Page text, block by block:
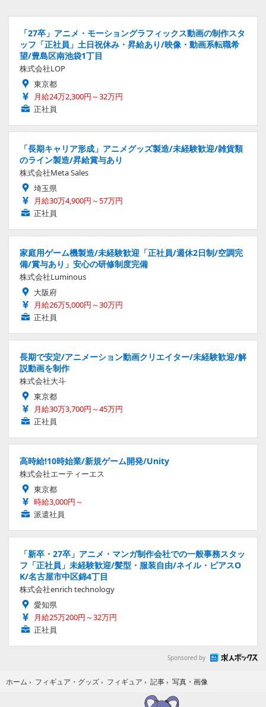
「27卒」アニメ・モーショングラフィックス動画の制作スタ
ッフ「正社員」土日祝休み・昇給あり/映像・動画系転職希
望/豊島区南池袋1丁目
株式会社LOP
東京都
月給24万2,300円～32万円
正社員
「長期キャリア形成」アニメグッズ製造/未経験歓迎/雑貨類
のライン製造/昇給賞与あり
株式会社Meta Sales
埼玉県
月給30万4,900円～57万円
正社員
家庭用ゲーム機製造/未経験歓迎「正社員/週休2日制/空調完
備/賞与あり」安心の研修制度完備
株式会社Luminous
大阪府
月給26万5,000円～30万円
正社員
長期で安定/アニメーション動画クリエイター/未経験歓迎/解
説動画を制作
株式会社大斗
東京都
月給30万3,700円～45万円
正社員
高時給!10時始業/新規ゲーム開発/Unity
株式会社エーティーエス
東京都
時給3,000円～
派遣社員
「新卒・27卒」アニメ・マンガ制作会社での一般事務スタッ
フ「正社員」未経験歓迎/髪型・服装自由/ネイル・ピアスO
K/名古屋市中区錦4丁目
株式会社enrich technology
愛知県
月給25万200円～32万円
正社員
Sponsored by
ホーム › フィギュア・グッズ › フィギュア › 記事 › 写真・画像